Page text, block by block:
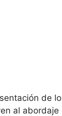
de
al abordaje